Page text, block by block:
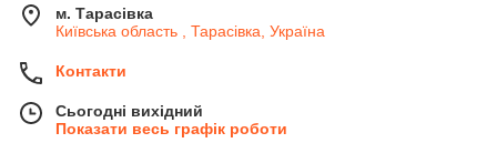
м. Тарасівка
Київська область , Тарасівка, Україна
Контакти
Сьогодні вихідний
Показати весь графік роботи